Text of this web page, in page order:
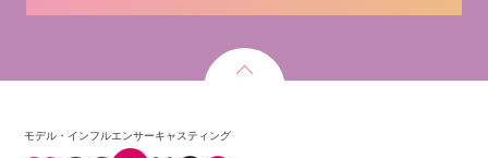
モデル・インフルエンサーキャスティング